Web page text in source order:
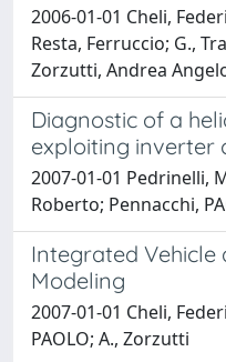
2006-01-01 Cheli,
Resta, Ferruccio; G.,
Zorzutti, Andrea
Diagnostic of a
exploiting inverter
2007-01-01 Pedrinelli,
Roberto; Pennacchi,
Integrated Vehicle
Modeling
2007-01-01 Cheli,
PAOLO; A., Zorzutti